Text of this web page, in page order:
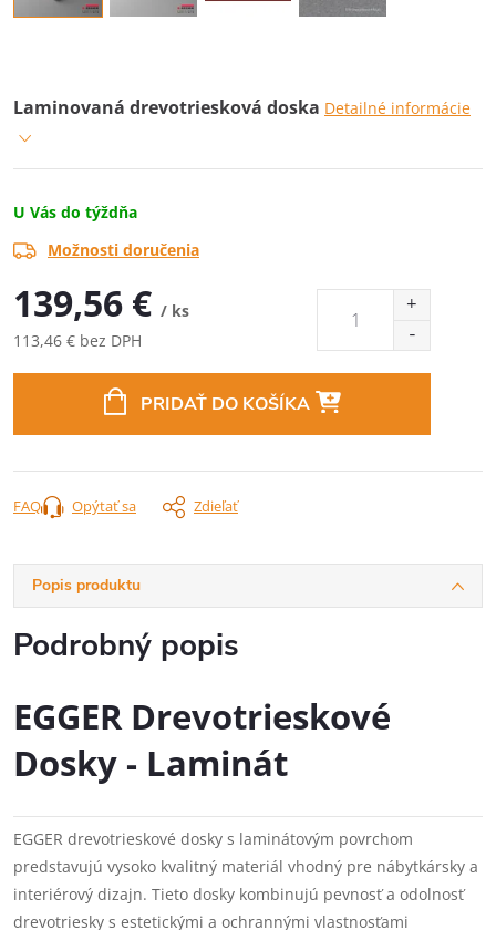
Laminovaná drevotriesková doska Detailné informácie
U Vás do týždňa
Možnosti doručenia
139,56 € / ks
113,46 € bez DPH
PRIDAŤ DO KOŠÍKA
Opýtať sa Zdieľať
FAQ
Popis produktu
Podrobný popis
EGGER Drevotrieskové
Dosky - Laminát
EGGER drevotrieskové dosky s laminátovým povrchom
predstavujú vysoko kvalitný materiál vhodný pre nábytkársky a
interiérový dizajn. Tieto dosky kombinujú pevnosť a odolnosť
drevotriesky s estetickými a ochrannými vlastnosťami